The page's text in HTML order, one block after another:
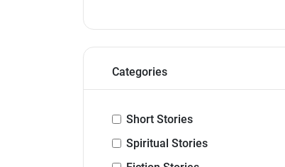
Categories
Short Stories
Spiritual Stories